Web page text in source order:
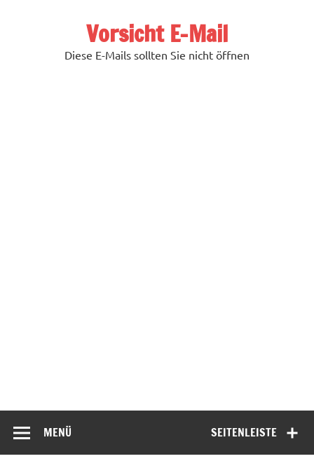
Vorsicht E-Mail
Diese E-Mails sollten Sie nicht öffnen
SEITENLEISTE
MENÜ